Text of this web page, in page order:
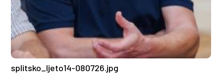
splitsko_ljeto14-080726.jpg